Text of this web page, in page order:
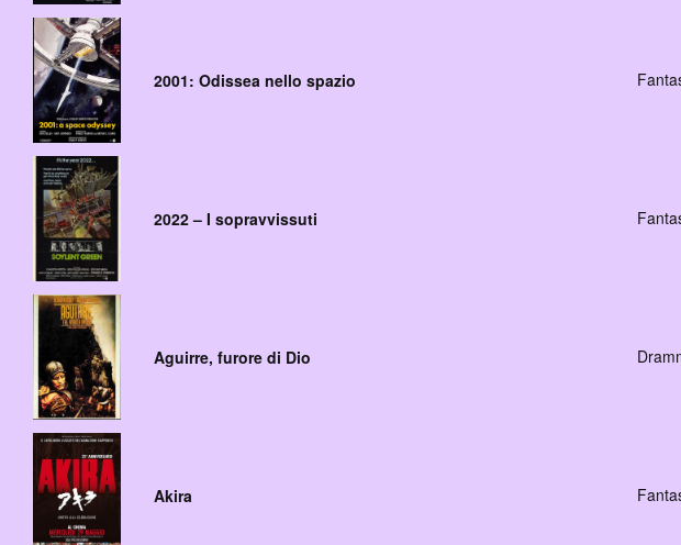
2001: Odissea nello spazio
2022 – I sopravvissuti
Aguirre, furore di Dio
Akira